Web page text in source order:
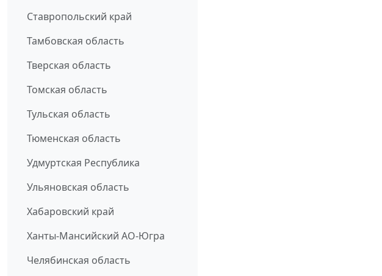
Ставропольский край
Тамбовская область
Тверская область
Томская область
Тульская область
Тюменская область
Удмуртская Республика
Ульяновская область
Хабаровский край
Ханты-Мансийский АО-Югра
Челябинская область